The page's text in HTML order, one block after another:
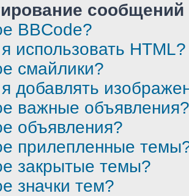
BBCode?
использовать HTML?
смайлики?
добавлять
важные объявления?
объявления?
прилепленные
закрытые темы?
значки тем?